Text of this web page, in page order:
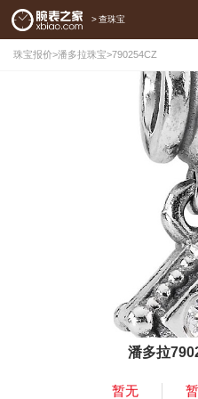
> 查珠宝
珠宝报价>潘多拉珠宝>790254CZ
潘多拉
暂无